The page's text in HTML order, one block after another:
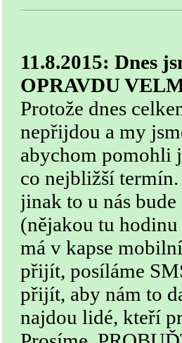
11.8.2015: Dnes
OPRAVDU
Protože dnes
nepřijdou a my
abychom pomohli
co nejbližší
jinak to u nás
(nějakou tu
má v kapse
přijít, posíláme
přijít, aby nám to
najdou lidé, kteří